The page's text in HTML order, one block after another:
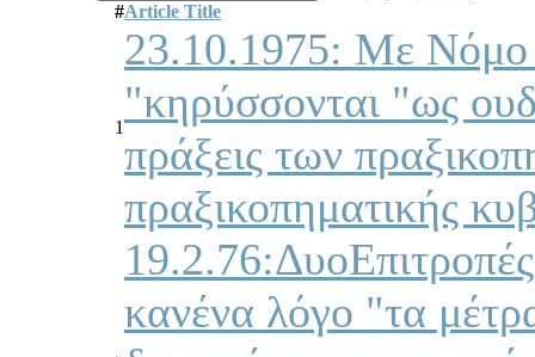
#Article Title
1
23.10.1975: Με Νόμο
"κηρύσσονται "ως
πράξεις των
πραξικοπηματικής
κανένα λόγο "τα